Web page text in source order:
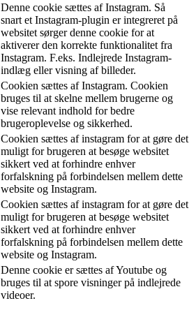
Denne cookie sættes af Instagram. Så
snart et Instagram-plugin er integreret på
websitet sørger denne cookie for at
aktiverer den korrekte funktionalitet fra
Instagram. F.eks. Indlejrede Instagram-
indlæg eller visning af billeder.
Cookien sættes af Instagram. Cookien
bruges til at skelne mellem brugerne og
vise relevant indhold for bedre
brugeroplevelse og sikkerhed.
Cookien sættes af instagram for at gøre det
muligt for brugeren at besøge websitet
sikkert ved at forhindre enhver
forfalskning på forbindelsen mellem dette
website og Instagram.
Cookien sættes af instagram for at gøre det
muligt for brugeren at besøge websitet
sikkert ved at forhindre enhver
forfalskning på forbindelsen mellem dette
website og Instagram.
Denne cookie er sættes af Youtube og
bruges til at spore visninger på indlejrede
videoer.